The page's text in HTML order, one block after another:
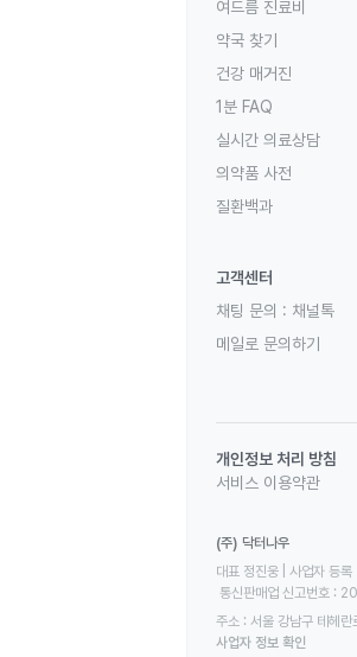
여드름 진료비
약국 찾기
건강 매거진
1분 FAQ
실시간 의료상담
의약품 사전
질환백과
고객센터
채팅 문의 : 채널톡
메일로 문의하기
개인정보 처리 방침
서비스 이용약관
(주) 닥터나우
대표 정진웅 | 사업자
통신판매업 신고번호
주소 : 서울 강남구 테헤
사업자 정보 확인